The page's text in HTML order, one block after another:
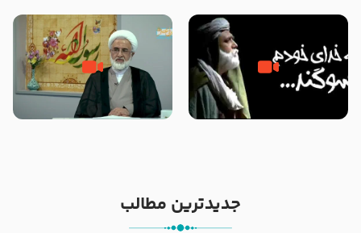
خطبه حضرت سلمان سه روز پس از
شهادت پیامبر اکرم صلی الله علیه
مادر داعش – حجت الاسلام جباری
جدیدترین مطالب